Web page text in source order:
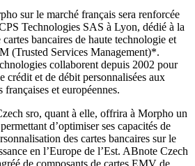
sur le marché français sera renforcée
Technologies SAS à Lyon, dédié à la
bancaires de haute technologie et
(Trusted Services Management)*.
collaborent depuis 2002 pour
crédit et de débit personnalisées aux
françaises et européennes.
sro, quant à elle, offrira à Morpho un
d’optimiser ses capacités de
des cartes bancaires sur le
en l’Europe de l’Est. ABnote Czech
de composants de cartes EMV de